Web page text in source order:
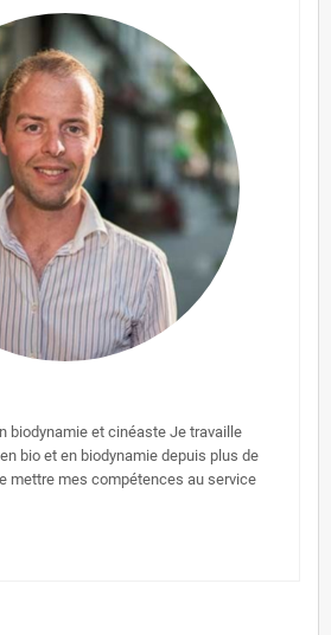
biodynamie et cinéaste Je travaille
bio et en biodynamie depuis plus de
mettre mes compétences au service